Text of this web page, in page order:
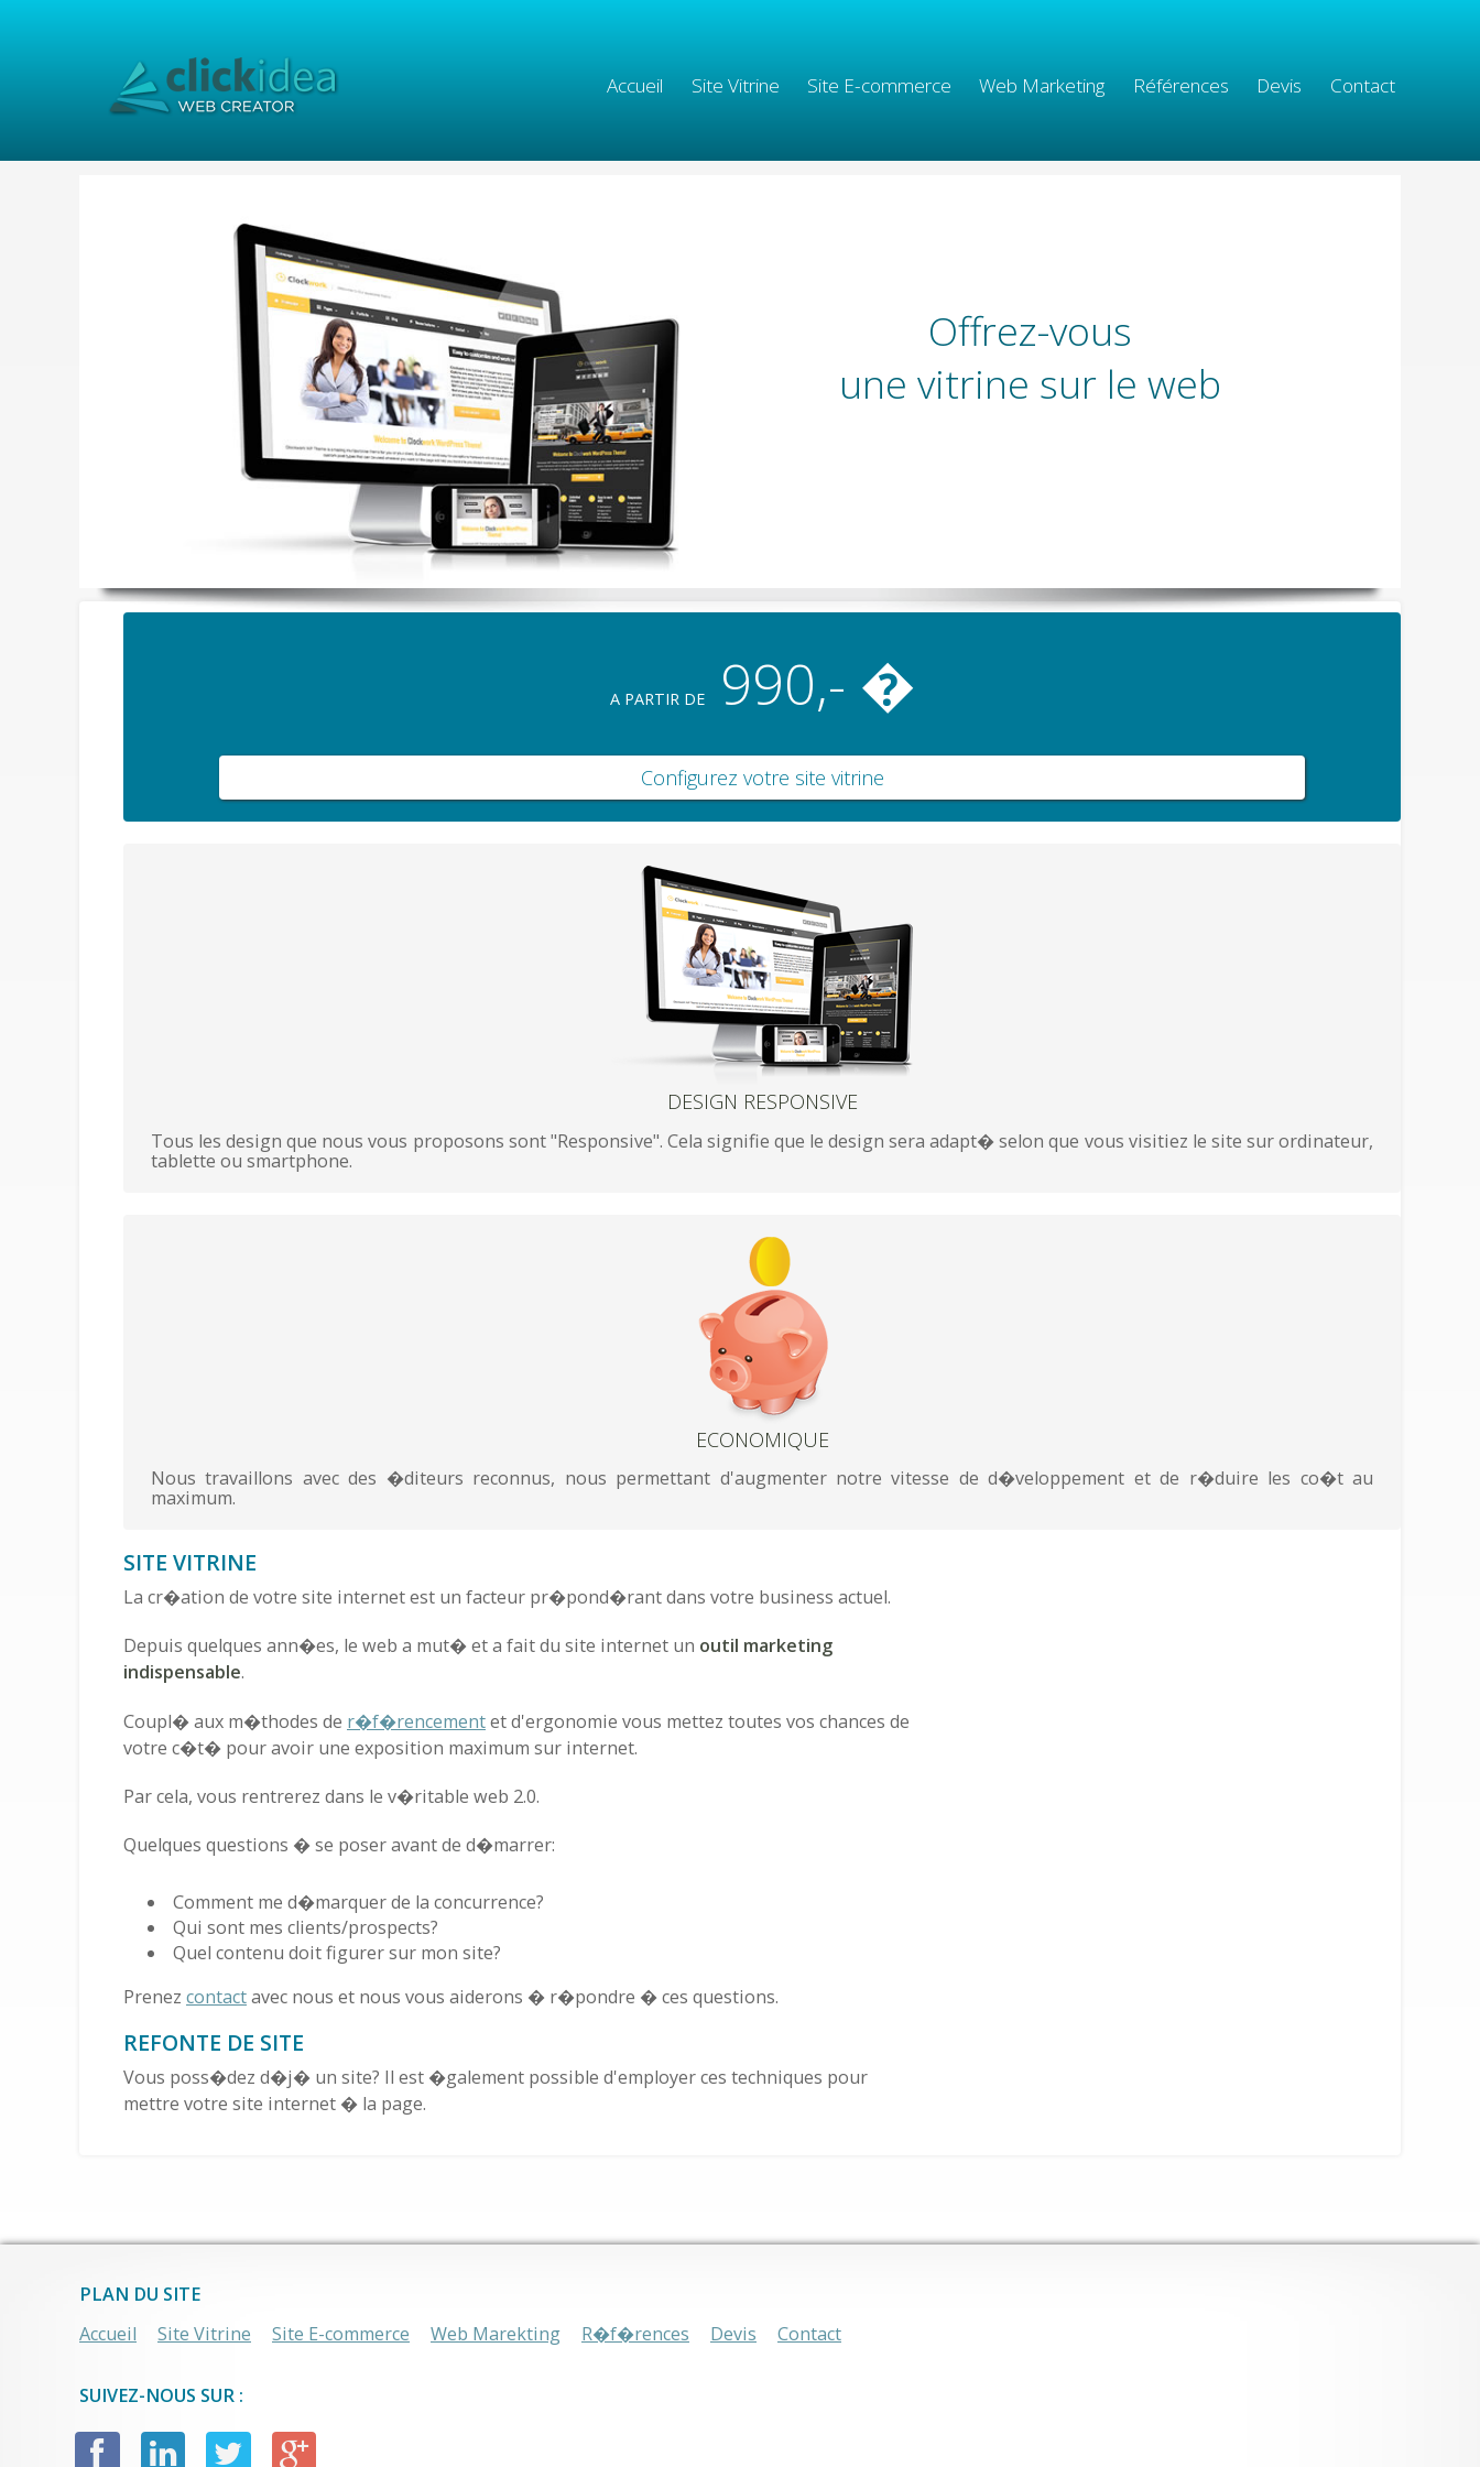
Accueil Site Vitrine Site E-commerce Web Marketing Références Devis Contact
Offrez-vous
une vitrine sur le web
A PARTIR DE 990,- �
Configurez votre site vitrine
DESIGN RESPONSIVE
Tous les design que nous vous proposons sont "Responsive". Cela signifie que le design sera adapt� selon que vous visitiez le site sur ordinateur,
tablette ou smartphone.
ECONOMIQUE
Nous travaillons avec des �diteurs reconnus, nous permettant d'augmenter notre vitesse de d�veloppement et de r�duire les co�t au
maximum.
SITE VITRINE
La cr�ation de votre site internet est un facteur pr�pond�rant dans votre business actuel.
Depuis quelques ann�es, le web a mut� et a fait du site internet un outil marketing
indispensable.
Coupl� aux m�thodes de r�f�rencementet d'ergonomie vous mettez toutes vos chances de
votre c�t� pour avoir une exposition maximum sur internet.
Par cela, vous rentrerez dans le v�ritable web 2.0.
Quelques questions � se poser avant de d�marrer:
Comment me d�marquer de la concurrence?
Qui sont mes clients/prospects?
Quel contenu doit figurer sur mon site?
Prenez contactavec nous et nous vous aiderons � r�pondre � ces questions.
REFONTE DE SITE
Vous poss�dez d�j� un site? Il est �galement possible d'employer ces techniques pour
mettre votre site internet � la page.
PLAN DU SITE
Accueil
Site Vitrine Site E-commerce Web Marekting R�f�rences Devis Contact
SUIVEZ-NOUS SUR :